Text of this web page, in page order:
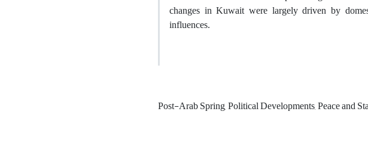
changes in Kuwait were largely driven by
influences.
Post-Arab Spring, Political Developments, Peace and